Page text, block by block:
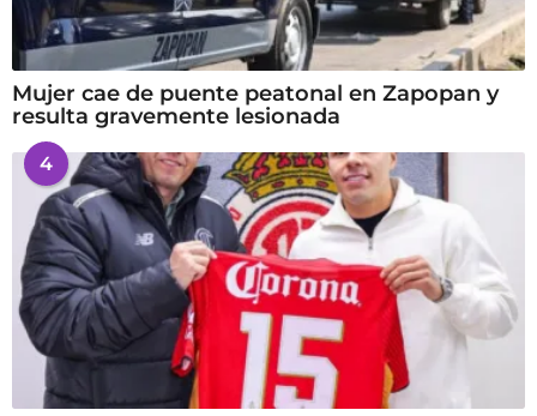
Mujer cae de puente peatonal en Zapopan y
resulta gravemente lesionada
4